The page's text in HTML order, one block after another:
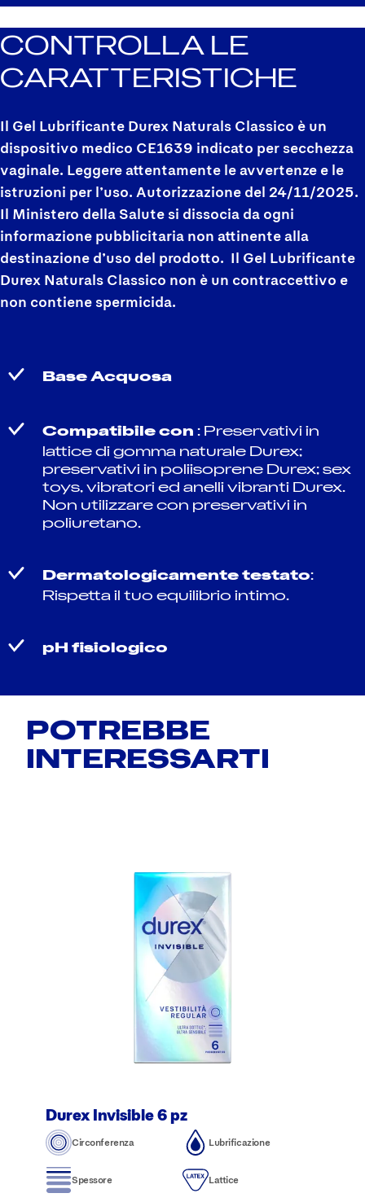
CONTROLLA LE
CARATTERISTICHE
Il Gel Lubrificante Durex Naturals Classico è un
dispositivo medico CE1639 indicato per secchezza
vaginale. Leggere attentamente le avvertenze e le
istruzioni per l’uso. Autorizzazione del 24/11/2025.
Il Ministero della Salute si dissocia da ogni
informazione pubblicitaria non attinente alla
destinazione d’uso del prodotto. Il Gel Lubrificante
Durex Naturals Classico non è un contraccettivo e
non contiene spermicida.
Base Acquosa
Compatibile con : Preservativi in
lattice di gomma naturale Durex;
preservativi in poliisoprene Durex; sex
toys, vibratori ed anelli vibranti Durex.
Non utilizzare con preservativi in
poliuretano.
Dermatologicamente testato:
Rispetta il tuo equilibrio intimo.
pH fisiologico
POTREBBE
INTERESSARTI
Durex Invisible 6 pz
Circonferenza Lubrificazione
Spessore Lattice